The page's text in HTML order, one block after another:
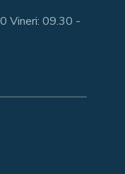
Vineri: 09.30 -